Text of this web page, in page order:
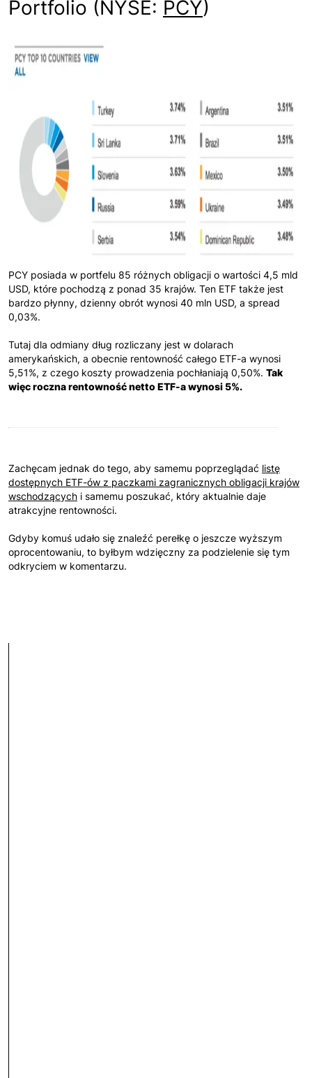
Portfolio (NYSE: PCY)
PCY posiada w portfelu 85 różnych obligacji o wartości 4,5 mld
USD, które pochodzą z ponad 35 krajów. Ten ETF także jest
bardzo płynny, dzienny obrót wynosi 40 mln USD, a spread
0,03%.
Tutaj dla odmiany dług rozliczany jest w dolarach
amerykańskich, a obecnie rentowność całego ETF-a wynosi
5,51%, z czego koszty prowadzenia pochłaniają 0,50%. Tak
więc roczna rentowność netto ETF-a wynosi 5%.
Zachęcam jednak do tego, aby samemu poprzeglądać listę
dostępnych ETF-ów z paczkami zagranicznych obligacji krajów
wschodzących i samemu poszukać, który aktualnie daje
atrakcyjne rentowności.
Gdyby komuś udało się znaleźć perełkę o jeszcze wyższym
oprocentowaniu, to byłbym wdzięczny za podzielenie się tym
odkryciem w komentarzu.